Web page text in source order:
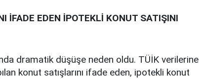
İFADE EDEN İPOTEKLİ KONUT SATIŞINI
dramatik düşüşe neden oldu. TÜİK verilerine
konut satışlarını ifade eden, ipotekli konut